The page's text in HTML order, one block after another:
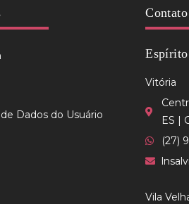
Dados do Usuário
Contato
Vitória
ES |
(27)
Vila